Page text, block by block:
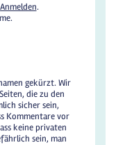
Anmelden.
gekürzt. Wir
die zu den
sicher sein,
Kommentare vor
keine privaten
sein, man